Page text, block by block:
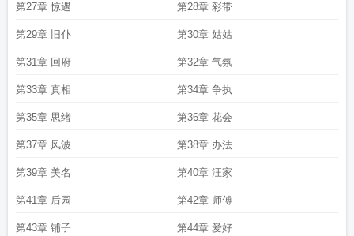
第27章 惊遇 第28章 彩带
第29章 旧仆 第30章 姑姑
第31章 回府 第32章 气氛
第33章 真相 第34章 争执
第35章 思绪 第36章 花会
第37章 风波 第38章 办法
第39章 美名 第40章 汪家
第41章 后园 第42章 师傅
第43章 铺子 第44章 爱好